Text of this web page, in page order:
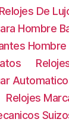
Relojes De
Hombre
Relojes